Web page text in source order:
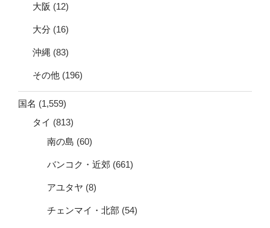
大阪 (12)
大分 (16)
沖縄 (83)
その他 (196)
国名 (1,559)
タイ (813)
南の島 (60)
バンコク・近郊 (661)
アユタヤ (8)
チェンマイ・北部 (54)